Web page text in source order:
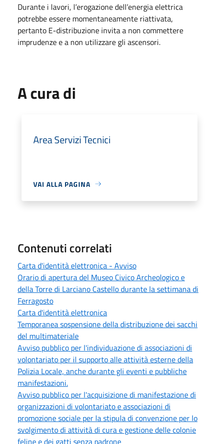
Durante i lavori, l’erogazione dell’energia elettrica
potrebbe essere momentaneamente riattivata,
pertanto E-distribuzione invita a non commettere
imprudenze e a non utilizzare gli ascensori.
A cura di
Area Servizi Tecnici
VAI ALLA PAGINA
Contenuti correlati
Carta d'identità elettronica - Avviso
Orario di apertura del Museo Civico Archeologico e
della Torre di Larciano Castello durante la settimana di
Ferragosto
Carta d'identità elettronica
Temporanea sospensione della distribuzione dei sacchi
del multimateriale
Avviso pubblico per l'individuazione di associazioni di
volontariato per il supporto alle attività esterne della
Polizia Locale, anche durante gli eventi e pubbliche
manifestazioni.
Avviso pubblico per l'acquisizione di manifestazione di
organizzazioni di volontariato e associazioni di
promozione sociale per la stipula di convenzione per lo
svolgimento di attività di cura e gestione delle colonie
feline e dei gatti senza padrone